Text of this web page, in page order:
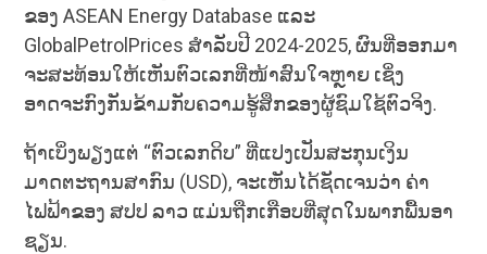
ຂອງ ASEAN Energy Database ແລະ
GlobalPetrolPrices ສຳລັບປີ 2024-2025, ຜົນທີ່ອອກມາ
ຈະສະທ້ອນໃຫ້ເຫັນຕົວເລກທີ່ໜ້າສົນໃຈຫຼາຍ ເຊິ່ງ
ອາດຈະກົງກັນຂ້າມກັບຄວາມຮູ້ສຶກຂອງຜູ້ຊົມໃຊ້ຕົວຈິງ.
ຖ້າເບິ່ງພຽງແຕ່ “ຕົວເລກດິບ” ທີ່ແປງເປັນສະກຸນເງິນ
ມາດຕະຖານສາກົນ (USD), ຈະເຫັນໄດ້ຊັດເຈນວ່າ ຄ່າ
ໄຟຟ້າຂອງ ສປປ ລາວ ແມ່ນຖືກເກືອບທີ່ສຸດໃນພາກພື້ນອາ
ຊຽນ.